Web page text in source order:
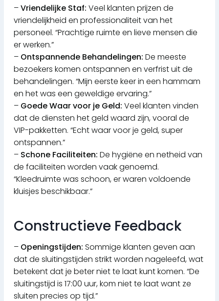
–Vriendelijke Staf: Veel klanten prijzen de
vriendelijkheid en professionaliteit van het
personeel. “Prachtige ruimte en lieve mensen die
er werken.”
– Ontspannende Behandelingen: De meeste
bezoekers komen ontspannen en verfrist uit de
behandelingen. “Mijn eerste keer in een hammam
en het was een geweldige ervaring.”
– Goede Waar voor je Geld: Veel klanten vinden
dat de diensten het geld waard zijn, vooral de
VIP-pakketten. “Echt waar voor je geld, super
ontspannen.”
– Schone Faciliteiten: De hygiëne en netheid van
de faciliteiten worden vaak genoemd.
“Kleedruimte was schoon, er waren voldoende
kluisjes beschikbaar.”
Constructieve Feedback
– Openingstijden: Sommige klanten geven aan
dat de sluitingstijden strikt worden nageleefd, wat
betekent dat je beter niet te laat kunt komen. “De
sluitingstijd is 17:00 uur, kom niet te laat want ze
sluiten precies op tijd.”